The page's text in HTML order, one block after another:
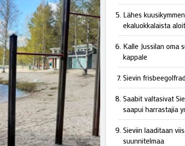
Lähes
ekaluokkalaista
Kalle Jussilan oma
kappale
Sievin
Saabit valtasivat
saapui harrastajia
Sieviin laaditaan
suunnitelmaa